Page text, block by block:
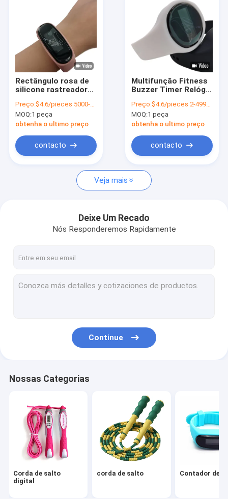
Vídeos
Sobre nós
Visita à fábrica
Contacte-nos
Notícias
Solicite um orçamento
corda de salto
Contador de passos
Relógio de alarme
garrafa de água dos esportes
Difusor de óleo essencial
Série Eletrônica de lazer
Rectângulo rosa de
silicone rastreador
pedômetro de pulso
simples
Preço:$4.6/pieces 5000-9999 pieces
MOQ:1 peça
obtenha o ultimo preço
contacto
Multifunção Fitness
Buzzer Timer Relógio
Pulseira Com Calorie
Tracker
Preço:$4.6/pieces 2-4999 pieces
MOQ:1 peça
obtenha o ultimo preço
contacto
Veja mais
Deixe Um Recado
Nós Responderemos Rapidamente
Continue
Nossas Categorias
Corda de salto
digital
corda de salto Contador de